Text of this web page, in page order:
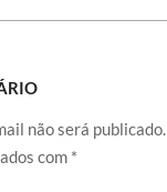
não será publicado.
com *